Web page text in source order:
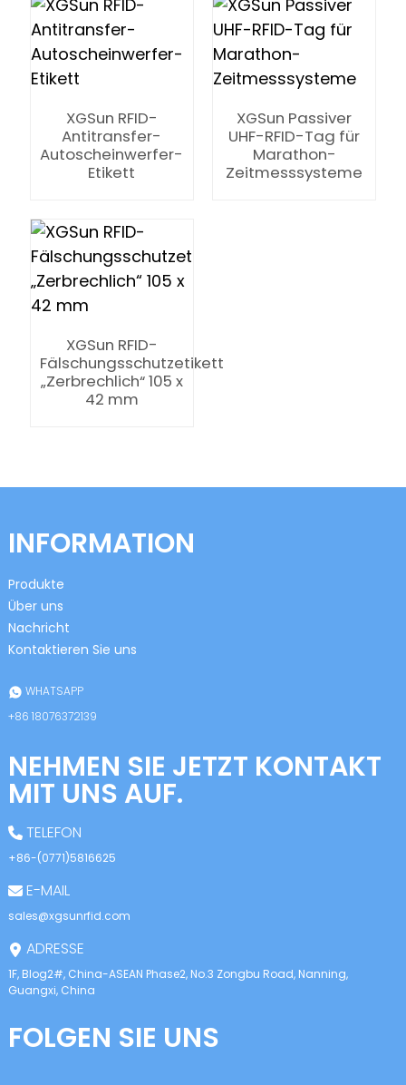
XGSun RFID-
Antitransfer-
Autoscheinwerfer-
Etikett
XGSun Passiver
UHF-RFID-Tag für
Marathon-
Zeitmesssysteme
XGSun RFID-
Fälschungsschutzetikett
„Zerbrechlich“ 105 x
42 mm
INFORMATION
Produkte
Über uns
Nachricht
Kontaktieren Sie uns
WHATSAPP
+86 18076372139
NEHMEN SIE JETZT KONTAKT
MIT UNS AUF.
TELEFON
+86-(0771)5816625
E-MAIL
sales@xgsunrfid.com
ADRESSE
1F, Blog2#, China-ASEAN Phase2, No.3 Zongbu Road, Nanning,
Guangxi, China
FOLGEN SIE UNS